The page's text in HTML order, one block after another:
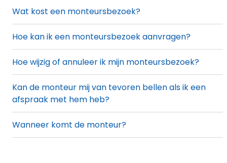
Wat kost een monteursbezoek?
Hoe kan ik een monteursbezoek aanvragen?
Hoe wijzig of annuleer ik mijn monteursbezoek?
Kan de monteur mij van tevoren bellen als ik een
afspraak met hem heb?
Wanneer komt de monteur?